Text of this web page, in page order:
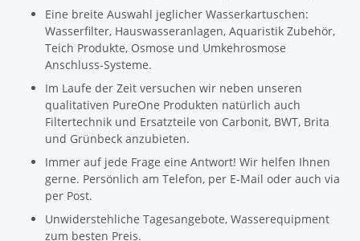
Eine breite Auswahl jeglicher Wasserkartuschen:
Wasserfilter, Hauswasseranlagen, Aquaristik Zubehör,
Teich Produkte, Osmose und Umkehrosmose
Anschluss-Systeme.
Im Laufe der Zeit versuchen wir neben unseren
qualitativen PureOne Produkten natürlich auch
Filtertechnik und Ersatzteile von Carbonit, BWT, Brita
und Grünbeck anzubieten.
Immer auf jede Frage eine Antwort! Wir helfen Ihnen
gerne. Persönlich am Telefon, per E-Mail oder auch via
per Post.
Unwiderstehliche Tagesangebote, Wasserequipment
zum besten Preis.